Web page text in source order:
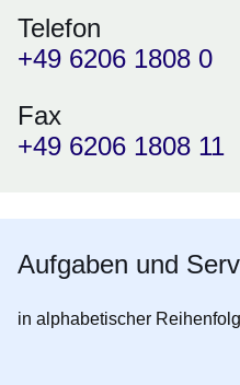
Telefon
+49 6206 1808 0
Fax
+49 6206 1808 11
Aufgaben und
in alphabetischer